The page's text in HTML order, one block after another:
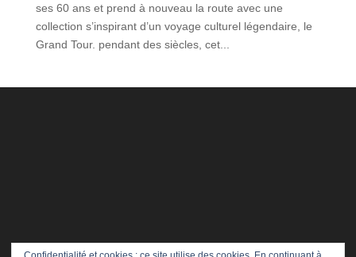
ses 60 ans et prend à nouveau la route avec une
collection s’inspirant d’un voyage culturel légendaire, le
Grand Tour. pendant des siècles, cet...